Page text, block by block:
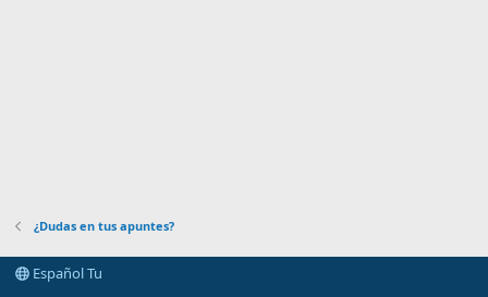
¿Dudas en tus apuntes?
Español Tu